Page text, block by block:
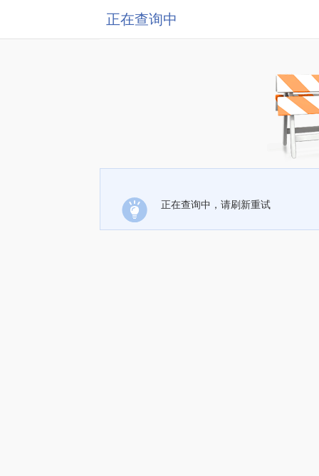
正在查询中
正在查询中，请刷新重试